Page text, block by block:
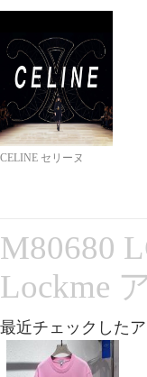
CELINE セリーヌ
M80680
Lockme
最近チェックした